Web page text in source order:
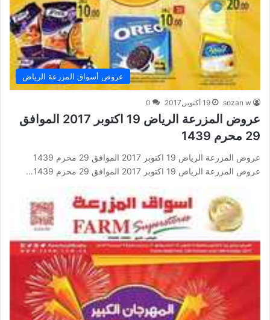
عروض أسواق المزرعة الرياض
sozan w 19 أكتوبر,2017 0
عروض المزرعة الرياض 19 اكتوبر 2017 الموافق
29 محرم 1439
عروض المزرعة الرياض 19 اكتوبر 2017 الموافق 29 محرم 1439
عروض المزرعة الرياض 19 اكتوبر 2017 الموافق 29 محرم 1439…